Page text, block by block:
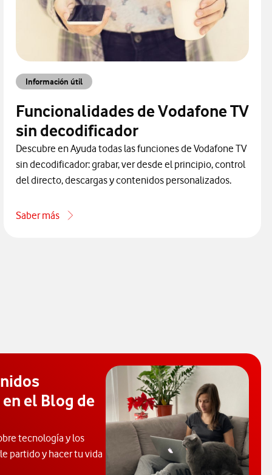
Información útil
Funcionalidades de Vodafone TV
sin decodificador
Descubre en Ayuda todas las funciones de Vodafone TV
sin decodificador: grabar, ver desde el principio, control
del directo, descargas y contenidos personalizados.
Saber más
acerca de Funcionalidades de Vodafone TV sin decodificador
el Blog de
tecnología y los
partido y hacer tu vida